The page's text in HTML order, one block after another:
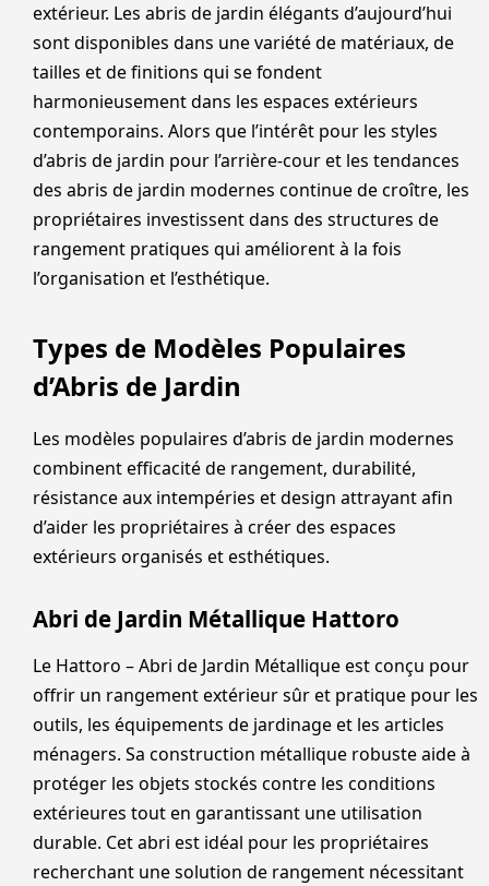
extérieur. Les abris de jardin élégants d’aujourd’hui
sont disponibles dans une variété de matériaux, de
tailles et de finitions qui se fondent
harmonieusement dans les espaces extérieurs
contemporains. Alors que l’intérêt pour les styles
d’abris de jardin pour l’arrière-cour et les tendances
des abris de jardin modernes continue de croître, les
propriétaires investissent dans des structures de
rangement pratiques qui améliorent à la fois
l’organisation et l’esthétique.
Types de Modèles Populaires
d’Abris de Jardin
Les modèles populaires d’abris de jardin modernes
combinent efficacité de rangement, durabilité,
résistance aux intempéries et design attrayant afin
d’aider les propriétaires à créer des espaces
extérieurs organisés et esthétiques.
Abri de Jardin Métallique Hattoro
Le Hattoro – Abri de Jardin Métallique est conçu pour
offrir un rangement extérieur sûr et pratique pour les
outils, les équipements de jardinage et les articles
ménagers. Sa construction métallique robuste aide à
protéger les objets stockés contre les conditions
extérieures tout en garantissant une utilisation
durable. Cet abri est idéal pour les propriétaires
recherchant une solution de rangement nécessitant